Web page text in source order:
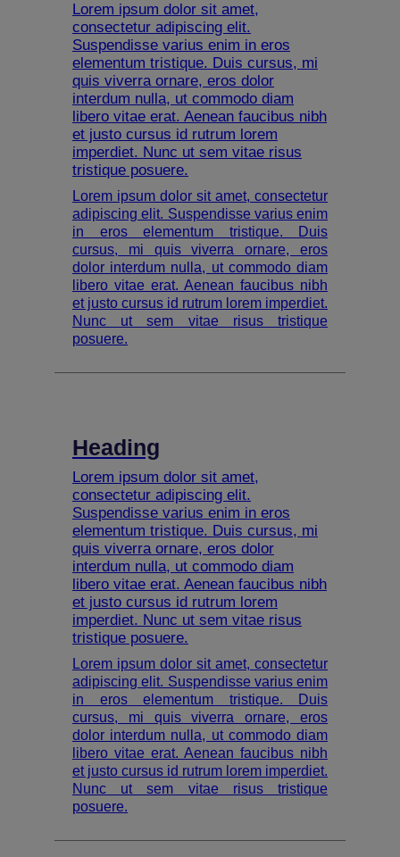
Lorem ipsum dolor sit amet,
consectetur adipiscing elit.
Suspendisse varius enim in eros
elementum tristique. Duis cursus, mi
quis viverra ornare, eros dolor
interdum nulla, ut commodo diam
libero vitae erat. Aenean faucibus nibh
et justo cursus id rutrum lorem
imperdiet. Nunc ut sem vitae risus
tristique posuere.
Lorem ipsum dolor sit amet, consectetur
adipiscing elit. Suspendisse varius enim
in eros elementum tristique. Duis
cursus, mi quis viverra ornare, eros
dolor interdum nulla, ut commodo diam
libero vitae erat. Aenean faucibus nibh
et justo cursus id rutrum lorem imperdiet.
Nunc ut sem vitae risus tristique
posuere.
Heading
Lorem ipsum dolor sit amet,
consectetur adipiscing elit.
Suspendisse varius enim in eros
elementum tristique. Duis cursus, mi
quis viverra ornare, eros dolor
interdum nulla, ut commodo diam
libero vitae erat. Aenean faucibus nibh
et justo cursus id rutrum lorem
imperdiet. Nunc ut sem vitae risus
tristique posuere.
Lorem ipsum dolor sit amet, consectetur
adipiscing elit. Suspendisse varius enim
in eros elementum tristique. Duis
cursus, mi quis viverra ornare, eros
dolor interdum nulla, ut commodo diam
libero vitae erat. Aenean faucibus nibh
et justo cursus id rutrum lorem imperdiet.
Nunc ut sem vitae risus tristique
posuere.